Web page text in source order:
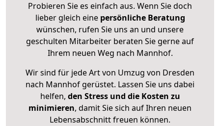
Probieren Sie es einfach aus. Wenn Sie doch
lieber gleich eine persönliche Beratung
wünschen, rufen Sie uns an und unsere
geschulten Mitarbeiter beraten Sie gerne auf
Ihrem neuen Weg nach Mannhof.
Wir sind für jede Art von Umzug von Dresden
nach Mannhof gerüstet. Lassen Sie uns dabei
helfen, den Stress und die Kosten zu
minimieren, damit Sie sich auf Ihren neuen
Lebensabschnitt freuen können.